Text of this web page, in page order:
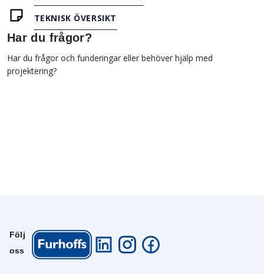
TEKNISK ÖVERSIKT
Har du frågor?
Har du frågor och funderingar eller behöver hjälp med
projektering?
Följ
oss